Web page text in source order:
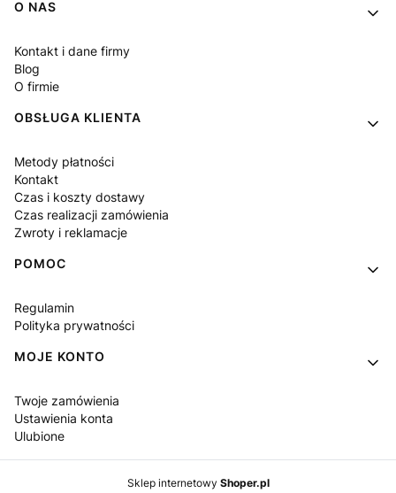
Linki w stopce
O NAS
Kontakt i dane firmy
Blog
O firmie
OBSŁUGA KLIENTA
Metody płatności
Kontakt
Czas i koszty dostawy
Czas realizacji zamówienia
Zwroty i reklamacje
POMOC
Regulamin
Polityka prywatności
MOJE KONTO
Twoje zamówienia
Ustawienia konta
Ulubione
Sklep internetowy Shoper.pl